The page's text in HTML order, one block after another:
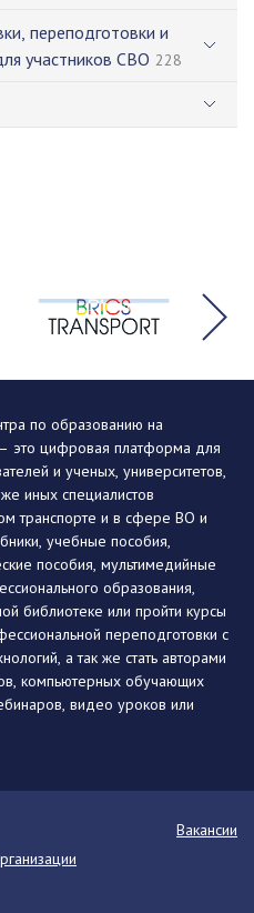
переподготовки и
участников СВО 228
по образованию на
это цифровая платформа для
и ученых, университетов,
иных специалистов
транспорте и в сфере ВО и
учебные пособия,
пособия, мультимедийные
образования,
библиотеке или пройти курсы
переподготовки с
а так же стать авторами
компьютерных обучающих
видео уроков или
Вакансии